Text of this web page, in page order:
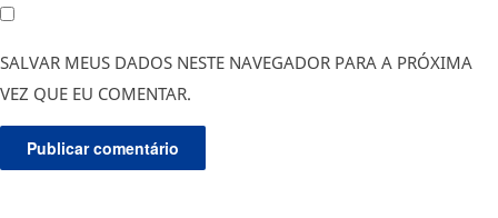
SALVAR MEUS DADOS NESTE NAVEGADOR PARA A PRÓXIMA
VEZ QUE EU COMENTAR.